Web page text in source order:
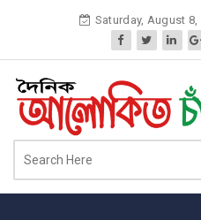
Saturday, August 8,